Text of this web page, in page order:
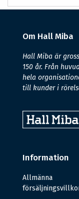
Om Hall Miba
Hall Miba är
150 år. Från
hela
till kunder i
Information
Allmänna